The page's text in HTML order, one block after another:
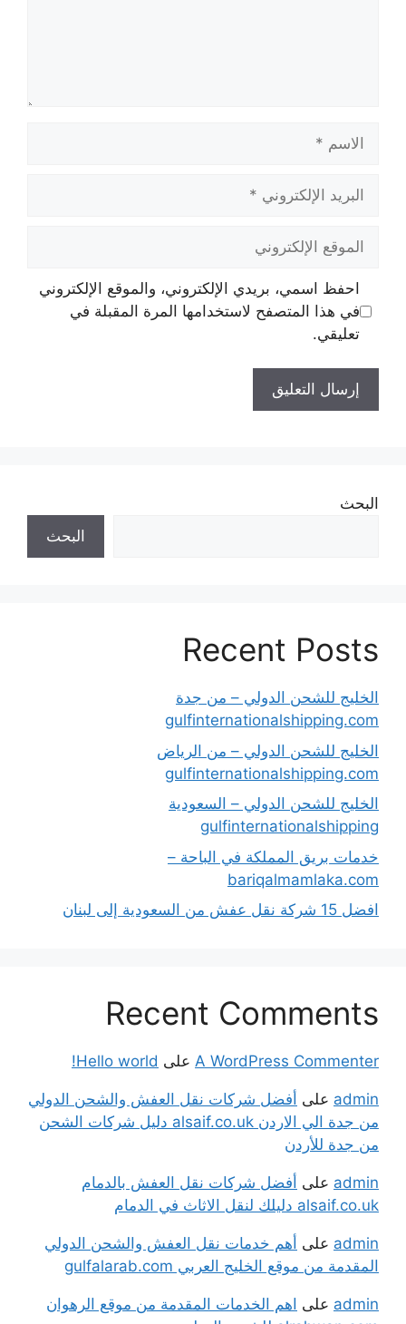
الإلكتروني
الإلكتروني
احفظ اسمي، بريدي الإلكتروني، والموقع الإلكتروني
في هذا المتصفح لاستخدامها المرة المقبلة في
تعليقي.
البحث
البحث
Recent Posts
الخليج للشحن الدولي – من جدة
gulfinternationalshipping.com
الخليج للشحن الدولي – من الرياض
gulfinternationalshipping.com
الخليج للشحن الدولي – السعودية
gulfinternationalshipping
خدمات بريق المملكة في الباحة –
bariqalmamlaka.com
افضل 15 شركة نقل عفش من السعودية إلى لبنان
Recent Comments
A WordPress Commenter على Hello world!
admin على أفضل شركات نقل العفش والشحن الدولي
من جدة الي الاردن alsaif.co.uk دليل شركات الشحن
من جدة للأردن
admin على أفضل شركات نقل العفش بالدمام
alsaif.co.uk دليلك لنقل الاثاث في الدمام
admin على أهم خدمات نقل العفش والشحن الدولي
المقدمة من موقع الخليج العربي gulfalarab.com
admin على اهم الخدمات المقدمة من موقع الرهوان